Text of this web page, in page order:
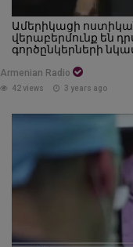
Ամերիկացի
վերաբերմունք են
գործընկերների
Armenian Radio
42 views 3 years ago